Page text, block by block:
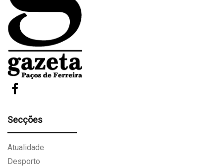
Secções
Atualidade
Desporto